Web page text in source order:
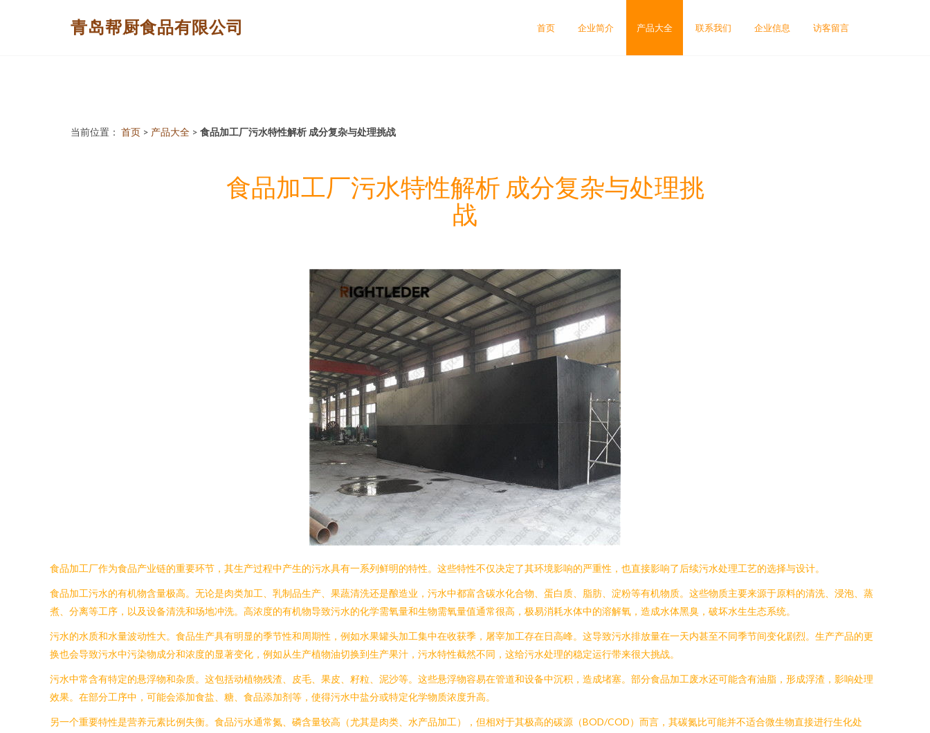
青岛帮厨食品有限公司 首页 企业简介 产品大全 联系我们 企业信息 访客留言
当前位置： 首页 > 产品大全 > 食品加工厂污水特性解析 成分复杂与处理挑战
食品加工厂污水特性解析 成分复杂与处理挑
战
食品加工厂作为食品产业链的重要环节，其生产过程中产生的污水具有一系列鲜明的特性。这些特性不仅决定了其环境影响的严重性，也直接影响了后续污水处理工艺的选择与设计。
食品加工污水的有机物含量极高。无论是肉类加工、乳制品生产、果蔬清洗还是酿造业，污水中都富含碳水化合物、蛋白质、脂肪、淀粉等有机物质。这些物质主要来源于原料的清洗、浸泡、蒸
煮、分离等工序，以及设备清洗和场地冲洗。高浓度的有机物导致污水的化学需氧量和生物需氧量值通常很高，极易消耗水体中的溶解氧，造成水体黑臭，破坏水生生态系统。
污水的水质和水量波动性大。食品生产具有明显的季节性和周期性，例如水果罐头加工集中在收获季，屠宰加工存在日高峰。这导致污水排放量在一天内甚至不同季节间变化剧烈。生产产品的更
换也会导致污水中污染物成分和浓度的显著变化，例如从生产植物油切换到生产果汁，污水特性截然不同，这给污水处理的稳定运行带来很大挑战。
污水中常含有特定的悬浮物和杂质。这包括动植物残渣、皮毛、果皮、籽粒、泥沙等。这些悬浮物容易在管道和设备中沉积，造成堵塞。部分食品加工废水还可能含有油脂，形成浮渣，影响处理
效果。在部分工序中，可能会添加食盐、糖、食品添加剂等，使得污水中盐分或特定化学物质浓度升高。
另一个重要特性是营养元素比例失衡。食品污水通常氮、磷含量较高（尤其是肉类、水产品加工），但相对于其极高的碳源（BOD/COD）而言，其碳氮比可能并不适合微生物直接进行生化处